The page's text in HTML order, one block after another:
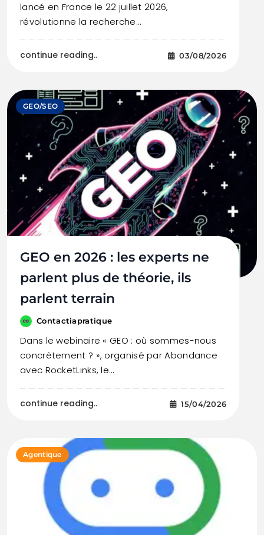
lancé en France le 22 juillet 2026,
révolutionne la recherche…
continue reading.. 03/08/2026
GEO/SEO
GEO en 2026 : les experts ne
parlent plus de théorie, ils
parlent terrain
Contactiapratique
Dans le webinaire « GEO : où sommes-nous
concrètement ? », organisé par Abondance
avec RocketLinks, le…
continue reading.. 15/04/2026
Agentique